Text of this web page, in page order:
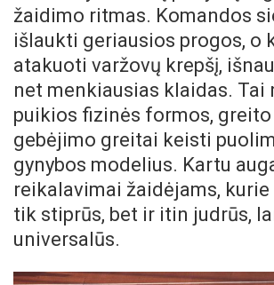
žaidimo ritmas. Komandos
išlaukti geriausios progos, o
atakuoti varžovų krepšį,
net menkiausias klaidas. Tai
puikios fizinės formos,
gebėjimo greitai keisti
gynybos modelius. Kartu
reikalavimai žaidėjams,
tik stiprūs, bet ir itin judrūs,
universalūs.